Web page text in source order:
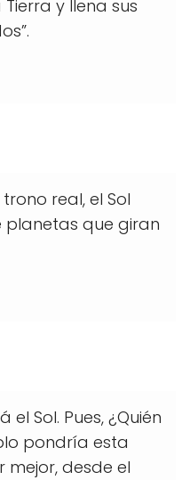
y llena sus
real, el Sol
que giran
Sol. Pues, ¿Quién
pondría esta
desde el